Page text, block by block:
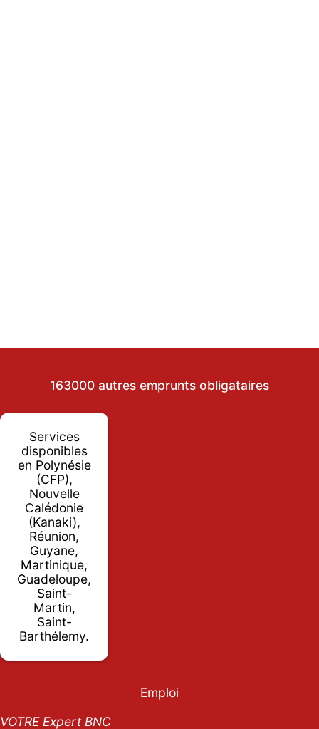
163000 autres emprunts obligataires
Services
disponibles
en Polynésie
(CFP),
Nouvelle
Calédonie
(Kanaki),
Réunion,
Guyane,
Martinique,
Guadeloupe,
Saint-
Martin,
Saint-
Barthélemy.
Emploi
VOTRE Expert BNC